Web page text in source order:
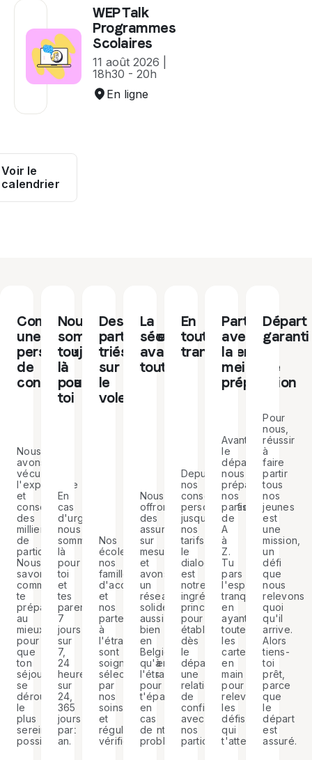
WEP Talk
Programmes
Scolaires
11 août 2026 |
18h30 - 20h
En ligne
Voir le
calendrier
Comme
une
personne
de
confiance
Nous
avons
vécu
l'expérience
et
conseillé
des
milliers
de
participants.
Nous
savons
comment
te
préparer
au
mieux
pour
que
ton
séjour
se
déroule
le
plus
sereinement
possible.
Nous
sommes
toujours
là
pour
toi
En
cas
d'urgence,
nous
sommes
là
pour
toi
et
tes
parents
7
jours
sur
7,
24
heures
sur
24,
365
jours
par
an.
Des
partenaires
triés
sur
le
volet
Nos
écoles,
nos
familles
d'accueil
et
nos
partenaires
à
l'étranger
sont
soigneusement
sélectionnés
par
nos
soins
et
régulièrement
vérifiés.
La
sécurité
avant
tout
Nous
offrons
des
assurances
sur
mesure
et
avons
un
réseau
solide
aussi
bien
en
Belgique
qu'à
l'étranger
pour
t'épauler
en
cas
de
problème.
En
toute
transparence
Depuis
nos
conseils
personnalisés
jusqu'à
nos
tarifs,
le
dialogue
est
notre
ingrédient
principal
pour
établir
dès
le
départ
une
relation
de
confiance
avec
nos
participants.
Partir
avec
la
meilleure
préparation
Avant
le
départ,
nous
préparons
nos
participants
de
A
à
Z.
Tu
pars
l'esprit
tranquille,
en
ayant
toutes
les
cartes
en
main
pour
relever
les
défis
qui
t'attendent.
Départ
garanti
Pour
nous,
réussir
à
faire
partir
tous
nos
jeunes
est
une
mission,
un
défi
que
nous
relevons
quoi
qu'il
arrive.
Alors
tiens-
toi
prêt,
parce
que
le
départ
est
assuré.